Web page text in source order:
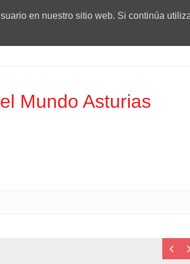
Mundo Asturias
en nuestro sitio web. Si continúa